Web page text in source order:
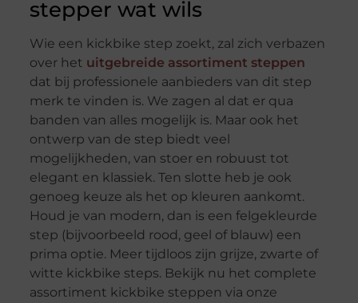
stepper wat wils
Wie een kickbike step zoekt, zal zich verbazen
over het uitgebreide assortiment steppen
dat bij professionele aanbieders van dit step
merk te vinden is. We zagen al dat er qua
banden van alles mogelijk is. Maar ook het
ontwerp van de step biedt veel
mogelijkheden, van stoer en robuust tot
elegant en klassiek. Ten slotte heb je ook
genoeg keuze als het op kleuren aankomt.
Houd je van modern, dan is een felgekleurde
step (bijvoorbeeld rood, geel of blauw) een
prima optie. Meer tijdloos zijn grijze, zwarte of
witte kickbike steps. Bekijk nu het complete
assortiment kickbike steppen via onze